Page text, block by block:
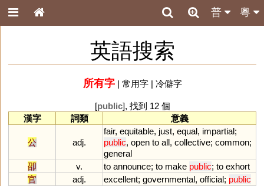
粵
普
英語搜索
所有字| 常用字| 冷僻字
[public], 找到 12 個
漢字
詞類 意義
公 adj.
fair, equitable, just, equal, impartial;
public, open to all, collective; common;
general
卲
v. to announce; to make public; to exhort
官
adj. excellent; governmental, official; public